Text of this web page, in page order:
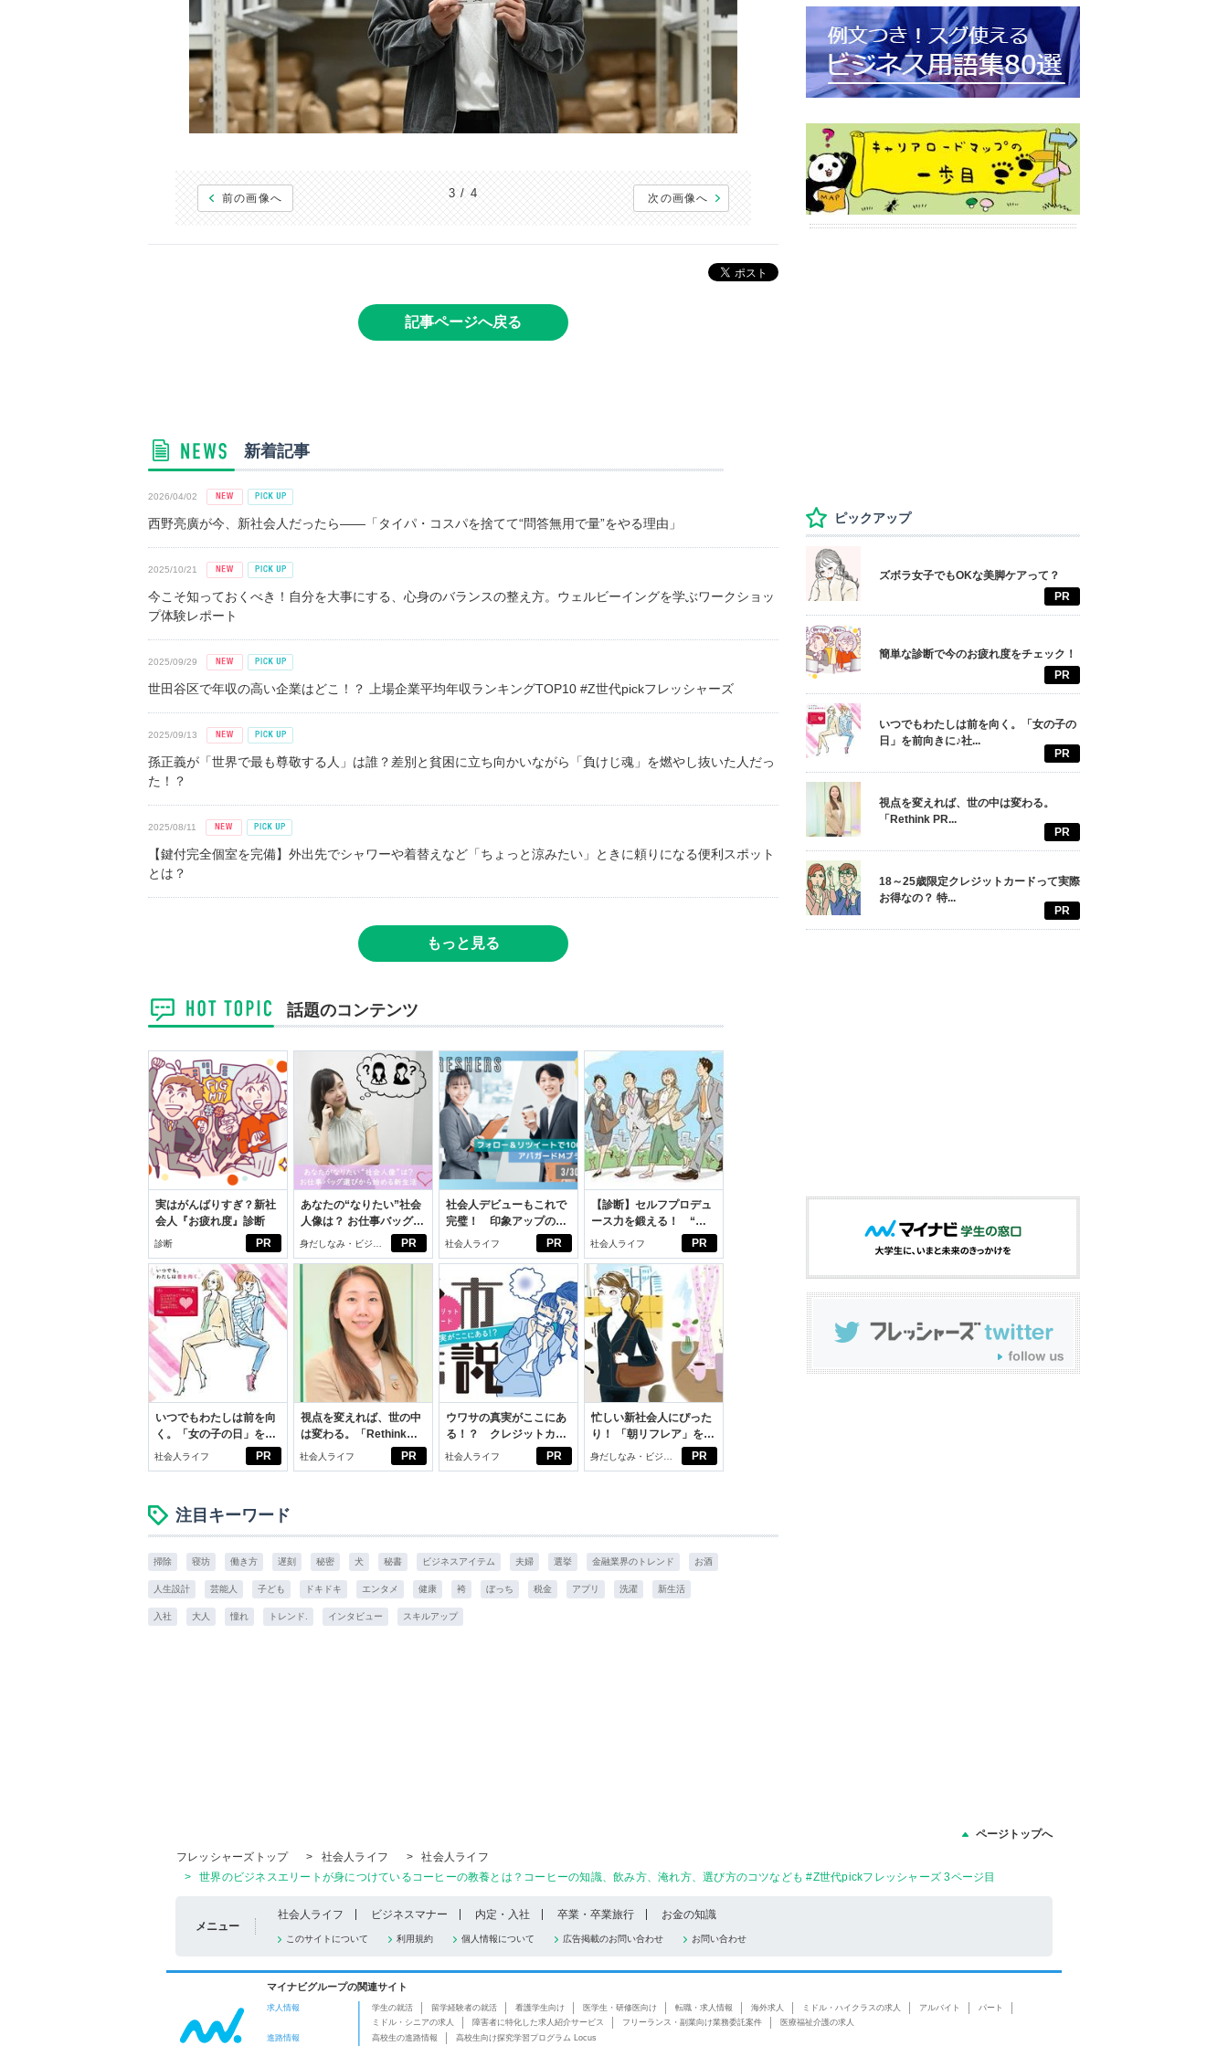
前の画像へ 3 / 4 次の画像へ
記事ページへ戻る
新着記事
2026/04/02
西野亮廣が今、新社会人だったら――「タイパ・コスパを捨てて“問答無用で量”をやる理由」
2025/10/21
今こそ知っておくべき！自分を大事にする、心身のバランスの整え方。ウェルビーイングを学ぶワークショッ
プ体験レポート
2025/09/29
世田谷区で年収の高い企業はどこ！？ 上場企業平均年収ランキングTOP10 #Z世代pickフレッシャーズ
2025/09/13
孫正義が「世界で最も尊敬する人」は誰？差別と貧困に立ち向かいながら「負けじ魂」を燃やし抜いた人だっ
た！？
2025/08/11
【鍵付完全個室を完備】外出先でシャワーや着替えなど「ちょっと涼みたい」ときに頼りになる便利スポット
とは？
もっと見る
話題のコンテンツ
PR
実はがんばりすぎ？新社
会人『お疲れ度』診断
診断 PR
あなたの“なりたい”社会
人像は？ お仕事バッグ選
びから始める新生活
身だしなみ・ビジネ
スアイテム
PR
社会人デビューもこれで
完璧！ 印象アップのセ
ルフプロデュース術
社会人ライフ PR
【診断】セルフプロデュ
ース力を鍛える！ “ジ
ブン観”診断
社会人ライフ
PR
いつでもわたしは前を向
く。「女の子の日」を前
向きに♪社会人エリ・大
社会人ライフ PR
視点を変えれば、世の中
は変わる。「Rethink
PROJECT」がつたえた
社会人ライフ PR
ウワサの真実がここにあ
る！？ クレジットカー
ドの都市伝説
社会人ライフ PR
忙しい新社会人にぴった
り！ 「朝リフレア」をは
じめよう。しっかりニオ
イケアして24時間快適。
身だしなみ・ビジネ
スアイテム
注目キーワード
掃除 寝坊 働き方 遅刻 秘密 犬 秘書 ビジネスアイテム 夫婦 選挙 金融業界のトレンド お酒
人生設計 芸能人 子ども ドキドキ エンタメ 健康 袴 ぼっち 税金 アプリ 洗濯 新生活
入社 大人 憧れ トレンド. インタビュー スキルアップ
ピックアップ
ズボラ女子でもOKな美脚ケアって？
PR
簡単な診断で今のお疲れ度をチェック！
PR
いつでもわたしは前を向く。「女の子の
日」を前向きに♪社...
PR
視点を変えれば、世の中は変わる。
「Rethink PR...
PR
18～25歳限定クレジットカードって実際
お得なの？ 特...
PR
ページトップへ
フレッシャーズトップ
> 社会人ライフ >
社会人ライフ
>
世界のビジネスエリートが身につけているコーヒーの教養とは？コーヒーの知識、飲み方、淹れ方、選び方のコツなども #Z世代pickフレッシャーズ 3ページ目
メニュー
社会人ライフ ビジネスマナー 内定・入社 卒業・卒業旅行 お金の知識
このサイトについて 利用規約 個人情報について 広告掲載のお問い合わせ お問い合わせ
マイナビグループの関連サイト
求人情報 学生の就活 留学経験者の就活 看護学生向け 医学生・研修医向け 転職・求人情報 海外求人 ミドル・ハイクラスの求人 アルバイト
パート
ミドル・シニアの求人
障害者に特化した求人紹介サービス フリーランス・副業向け業務委託案件
医療福祉介護の求人
進路情報
高校生の進路情報 高校生向け探究学習プログラム Locus